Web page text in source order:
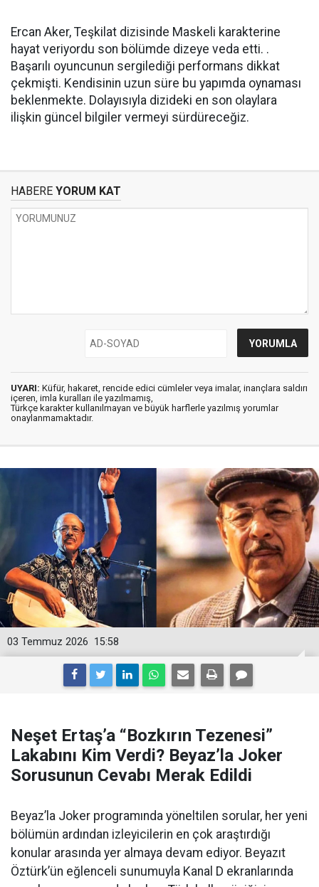
Ercan Aker, Teşkilat dizisinde Maskeli karakterine
hayat veriyordu son bölümde dizeye veda etti. .
Başarılı oyuncunun sergilediği performans dikkat
çekmişti. Kendisinin uzun süre bu yapımda oynaması
beklenmekte. Dolayısıyla dizideki en son olaylara
ilişkin güncel bilgiler vermeyi sürdüreceğiz.
HABERE YORUM KAT
UYARI: Küfür, hakaret, rencide edici cümleler veya imalar, inançlara saldırı
içeren, imla kuralları ile yazılmamış,
Türkçe karakter kullanılmayan ve büyük harflerle yazılmış yorumlar
onaylanmamaktadır.
15:58
03 Temmuz 2026
Neşet Ertaş’a “Bozkırın Tezenesi”
Lakabını Kim Verdi? Beyaz’la Joker
Sorusunun Cevabı Merak Edildi
Beyaz’la Joker programında yöneltilen sorular, her yeni
bölümün ardından izleyicilerin en çok araştırdığı
konular arasında yer almaya devam ediyor. Beyazıt
Öztürk’ün eğlenceli sunumuyla Kanal D ekranlarında